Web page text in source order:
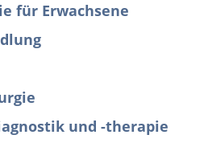
für Erwachsene
und -therapie